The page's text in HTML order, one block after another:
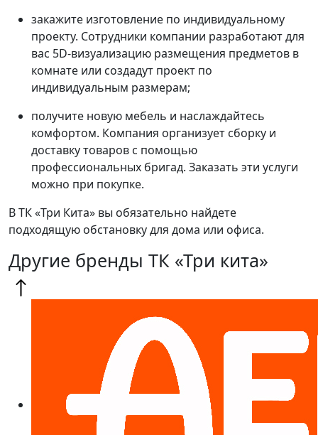
закажите изготовление по индивидуальному
проекту. Сотрудники компании разработают для
вас 5D-визуализацию размещения предметов в
комнате или создадут проект по
индивидуальным размерам;
получите новую мебель и наслаждайтесь
комфортом. Компания организует сборку и
доставку товаров с помощью
профессиональных бригад. Заказать эти услуги
можно при покупке.
В ТК «Три Кита» вы обязательно найдете
подходящую обстановку для дома или офиса.
Другие бренды ТК «Три кита»